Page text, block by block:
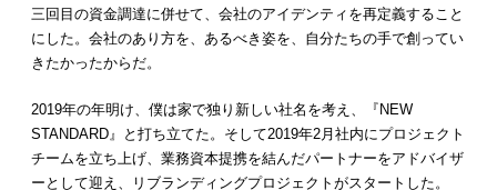
三回目の資金調達に併せて、会社のアイデンティを再定義すること
にした。会社のあり方を、あるべき姿を、自分たちの手で創ってい
きたかったからだ。
2019年の年明け、僕は家で独り新しい社名を考え、『NEW
STANDARD』と打ち立てた。そして2019年2月社内にプロジェクト
チームを立ち上げ、業務資本提携を結んだパートナーをアドバイザ
ーとして迎え、リブランディングプロジェクトがスタートした。